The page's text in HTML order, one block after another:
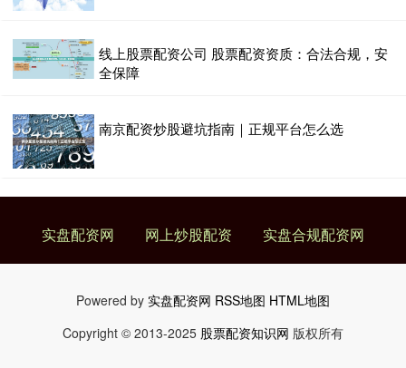
线上股票配资公司 股票配资资质：合法合规，安
全保障
南京配资炒股避坑指南｜正规平台怎么选
实盘配资网 网上炒股配资 实盘合规配资网
Powered by 实盘配资网 RSS地图 HTML地图
Copyright © 2013-2025 股票配资知识网 版权所有